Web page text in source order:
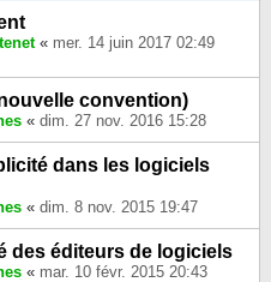
« mer. 14 juin 2017 02:49
convention)
« dim. 27 nov. 2016 15:28
dans les logiciels
« dim. 8 nov. 2015 19:47
des éditeurs de logiciels
« mar. 10 févr. 2015 20:43